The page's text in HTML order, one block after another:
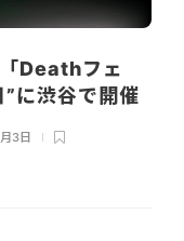
Deathフェ
に渋谷で開催
3日